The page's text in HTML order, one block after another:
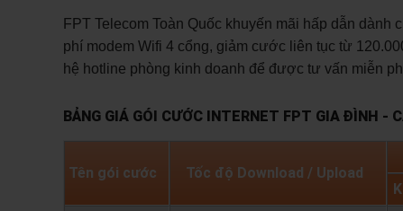
FPT Telecom Toàn Quốc khuyến mãi hấp dẫn
phí modem Wifi 4 cổng, giảm cước liên tục từ
hệ hotline phòng kinh doanh để được tư vấn miễn
BẢNG GIÁ GÓI CƯỚC INTERNET FPT GIA ĐÌNH -
Tên gói cước Tốc độ Download / Upload